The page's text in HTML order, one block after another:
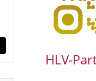
HLV-